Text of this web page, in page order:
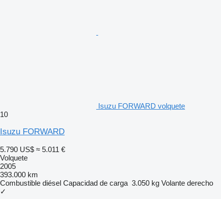
Isuzu FORWARD volquete
10
Isuzu FORWARD
5.790 US$ ≈ 5.011 €
Volquete
2005
393.000 km
Combustible diésel Capacidad de carga 3.050 kg Volante derecho
✓